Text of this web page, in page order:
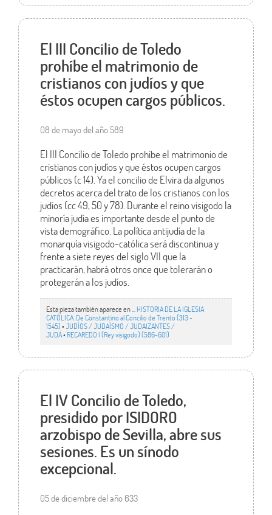
El III Concilio de Toledo
prohíbe el matrimonio de
cristianos con judíos y que
éstos ocupen cargos públicos.
08 de mayo del año 589
El III Concilio de Toledo prohíbe el matrimonio de
cristianos con judíos y que éstos ocupen cargos
públicos (c 14). Ya el concilio de Elvira da algunos
decretos acerca del trato de los cristianos con los
judíos (cc 49, 50 y 78). Durante el reino visigodo la
minoría judía es importante desde el punto de
vista demográfico. La política antijudía de la
monarquía visigodo-católica será discontinua y
frente a siete reyes del siglo VII que la
practicarán, habrá otros once que tolerarán o
protegerán a los judíos.
Esta pieza también aparece en ... HISTORIA DE LA IGLESIA
CATÓLICA. De Constantino al Concilio de Trento (313 -
1545)•JUDÍOS / JUDAÍSMO / JUDAIZANTES /
JUDÁ• RECAREDO I (Rey visigodo) (586-601)
El IV Concilio de Toledo,
presidido por ISIDORO
arzobispo de Sevilla, abre sus
sesiones. Es un sínodo
excepcional.
05 de diciembre del año 633